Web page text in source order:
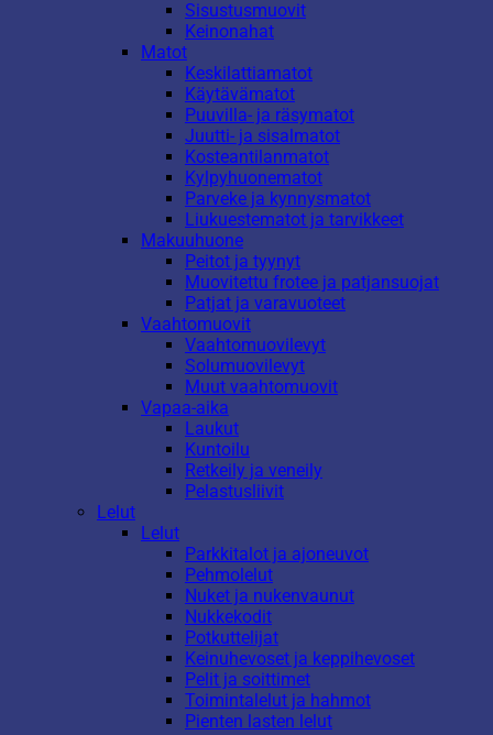
Sisustusmuovit
Keinonahat
Matot
Keskilattiamatot
Käytävämatot
Puuvilla- ja räsymatot
Juutti- ja sisalmatot
Kosteantilanmatot
Kylpyhuonematot
Parveke ja kynnysmatot
Liukuestematot ja tarvikkeet
Makuuhuone
Peitot ja tyynyt
Muovitettu frotee ja patjansuojat
Patjat ja varavuoteet
Vaahtomuovit
Vaahtomuovilevyt
Solumuovilevyt
Muut vaahtomuovit
Vapaa-aika
Laukut
Kuntoilu
Retkeily ja veneily
Pelastusliivit
Lelut
Lelut
Parkkitalot ja ajoneuvot
Pehmolelut
Nuket ja nukenvaunut
Nukkekodit
Potkuttelijat
Keinuhevoset ja keppihevoset
Pelit ja soittimet
Toimintalelut ja hahmot
Pienten lasten lelut